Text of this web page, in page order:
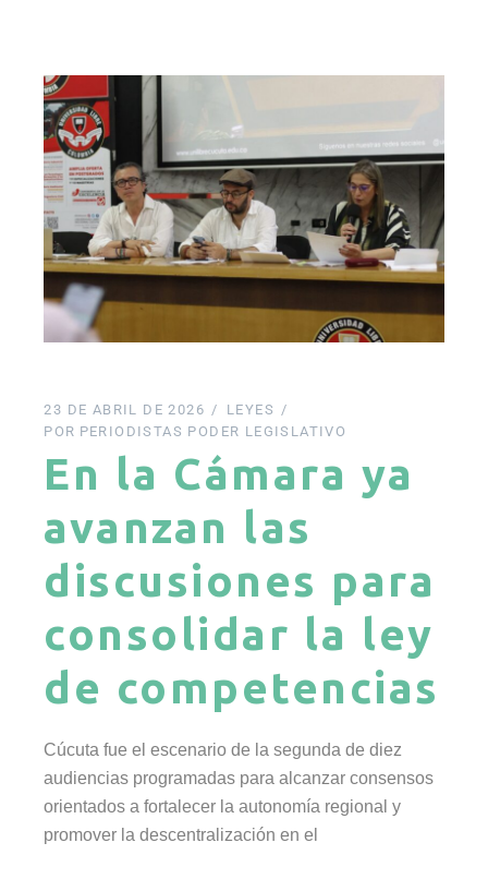
23 DE ABRIL DE 2026
LEYES
POR PERIODISTAS PODER LEGISLATIVO
En la Cámara ya
avanzan las
discusiones para
consolidar la ley
de competencias
Cúcuta fue el escenario de la segunda de diez
audiencias programadas para alcanzar consensos
orientados a fortalecer la autonomía regional y
promover la descentralización en el